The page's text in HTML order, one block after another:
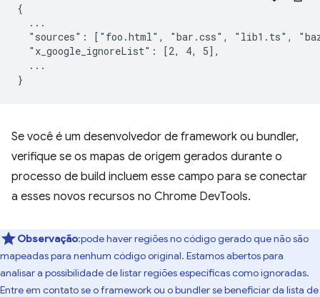
{
  ...
"sources": ["foo.html", "bar.css", "lib1.ts",
  "x_google_ignoreList": [2, 4, 5],
  ...
Se você é um desenvolvedor de framework ou bundler,
verifique se os mapas de origem gerados durante o
processo de build incluem esse campo para se conectar
a esses novos recursos no Chrome DevTools.
Observação:pode haver regiões no código gerado que não são
mapeadas para nenhum código original. Estamos abertos para
analisar a possibilidade de listar regiões específicas como ignoradas.
Entre em contato se o framework ou o bundler se beneficiar da lista de